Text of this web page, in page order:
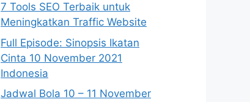
7 Tools SEO Terbaik untuk
Meningkatkan Traffic Website
Full Episode: Sinopsis Ikatan
Cinta 10 November 2021
Indonesia
Jadwal Bola 10 – 11 November